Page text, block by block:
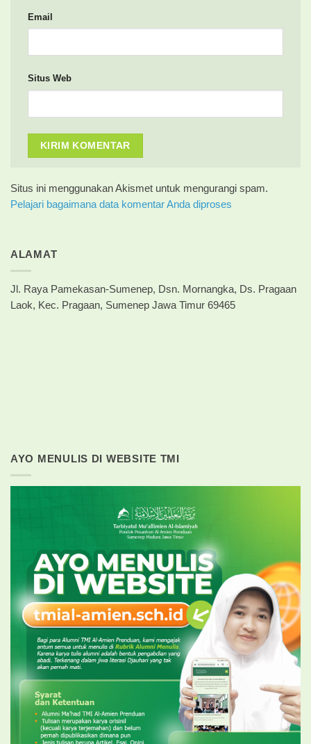
Email
Situs Web
Situs ini menggunakan Akismet untuk mengurangi spam.
Pelajari bagaimana data komentar Anda diproses
ALAMAT
Jl. Raya Pamekasan-Sumenep, Dsn. Mornangka, Ds. Pragaan
Laok, Kec. Pragaan, Sumenep Jawa Timur 69465
AYO MENULIS DI WEBSITE TMI